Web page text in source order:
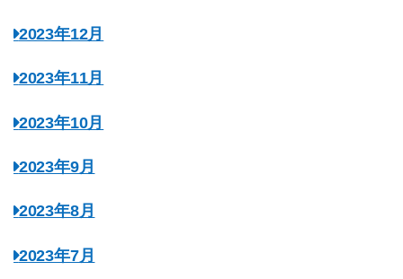
2023年12月
2023年11月
2023年10月
2023年9月
2023年8月
2023年7月